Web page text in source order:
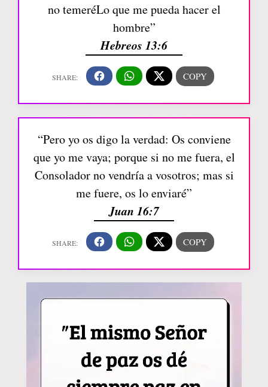
no temeréLo que me pueda hacer el
hombre”
Hebreos 13:6
“Pero yo os digo la verdad: Os conviene
que yo me vaya; porque si no me fuera, el
Consolador no vendría a vosotros; mas si
me fuere, os lo enviaré”
Juan 16:7